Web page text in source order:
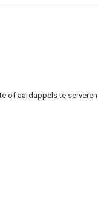
of aardappels te serveren